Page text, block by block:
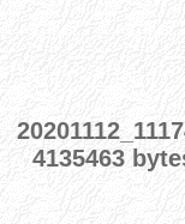
4135463